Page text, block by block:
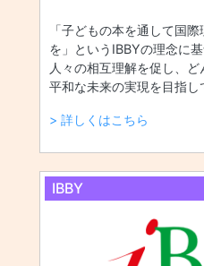
「子どもの本を通して国
を」というIBBYの理念に
人々の相互理解を促し、
平和な未来の実現を目指し
> 詳しくはこちら
IBBY